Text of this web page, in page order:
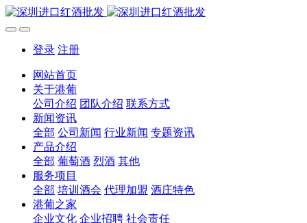
登录 注册
网站首页
关于港葡
公司介绍 团队介绍 联系方式
新闻资讯
全部 公司新闻 行业新闻 专题资讯
产品介绍
全部 葡萄酒 烈酒 其他
服务项目
全部 培训酒会 代理加盟 酒庄特色
港葡之家
企业文化 企业招聘 社会责任